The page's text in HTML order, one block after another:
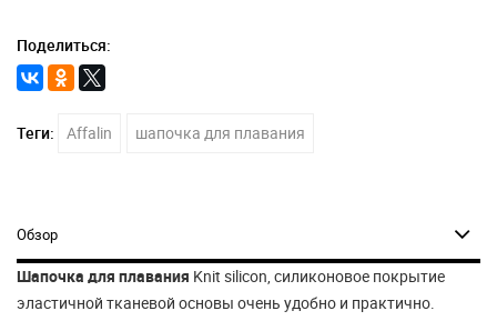
Поделиться:
Теги: Affalin шапочка для плавания
Обзор
Шапочка для плавания Knit silicon, силиконовое покрытие
эластичной тканевой основы очень удобно и практично.